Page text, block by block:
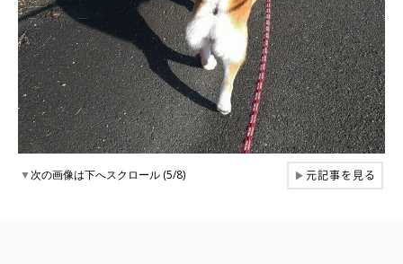
▼次の画像は下へスクロール (5/8) ▶元記事を見る